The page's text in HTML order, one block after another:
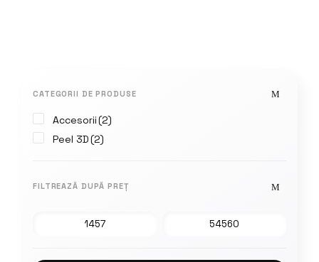
CATEGORII DE PRODUSE
Accesorii(2)
Peel 3D(2)
FILTREAZĂ DUPĂ PREȚ